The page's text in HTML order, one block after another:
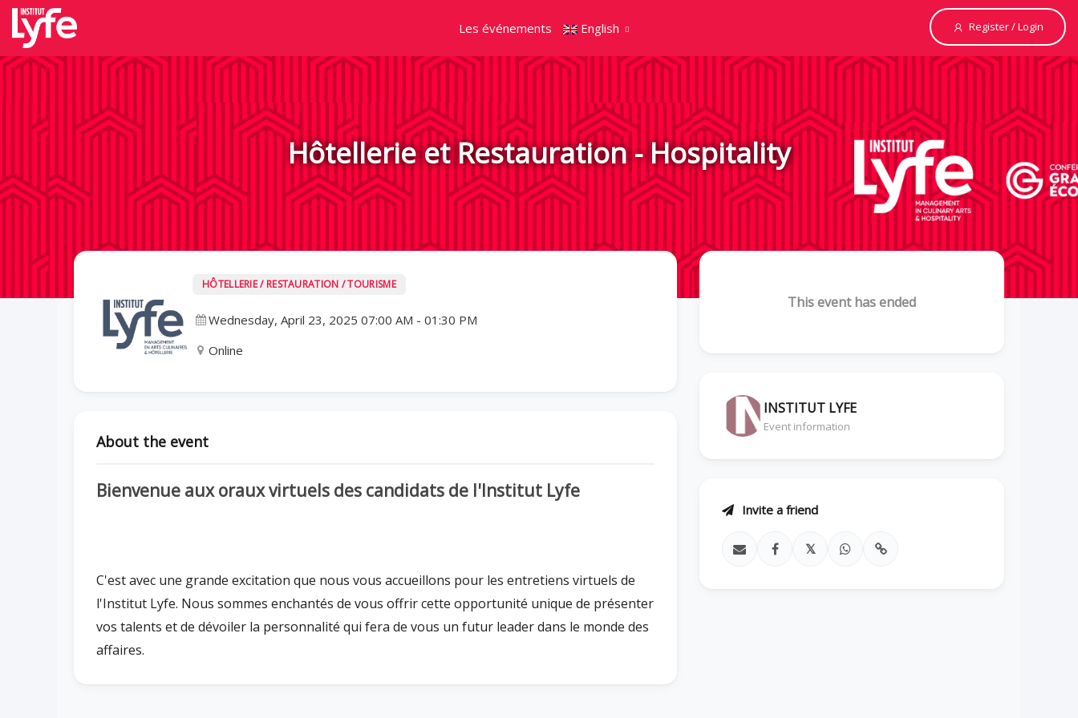
Les événements English Register / Login
Hôtellerie et Restauration - Hospitality
HÔTELLERIE / RESTAURATION / TOURISME
Wednesday, April 23, 2025 07:00 AM - 01:30 PM
Online
About the event
Bienvenue aux oraux virtuels des candidats de l'Institut Lyfe
C'est avec une grande excitation que nous vous accueillons pour les entretiens virtuels de
l'Institut Lyfe. Nous sommes enchantés de vous offrir cette opportunité unique de présenter
vos talents et de dévoiler la personnalité qui fera de vous un futur leader dans le monde des
affaires.
This event has ended
INSTITUT LYFE
Event information
Invite a friend
𝕏